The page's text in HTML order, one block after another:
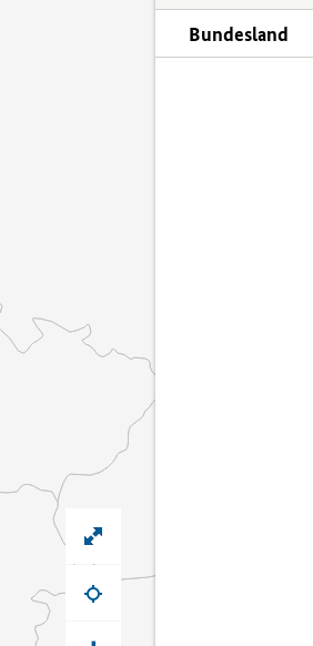
Bundesland